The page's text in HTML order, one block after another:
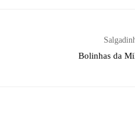
Bolinhas da